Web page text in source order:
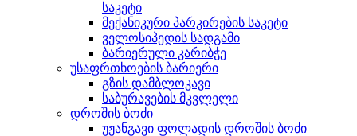
საკეტი
მექანიკური პარკირების საკეტი
ველოსიპედის სადგამი
ბარიერული კარიბჭე
უსაფრთხოების ბარიერი
გზის დამბლოკავი
საბურავების მკვლელი
დროშის ბოძი
უჟანგავი ფოლადის დროშის ბოძი